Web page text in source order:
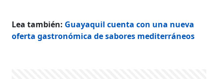
Lea también: Guayaquil cuenta con una nueva
oferta gastronómica de sabores mediterráneos